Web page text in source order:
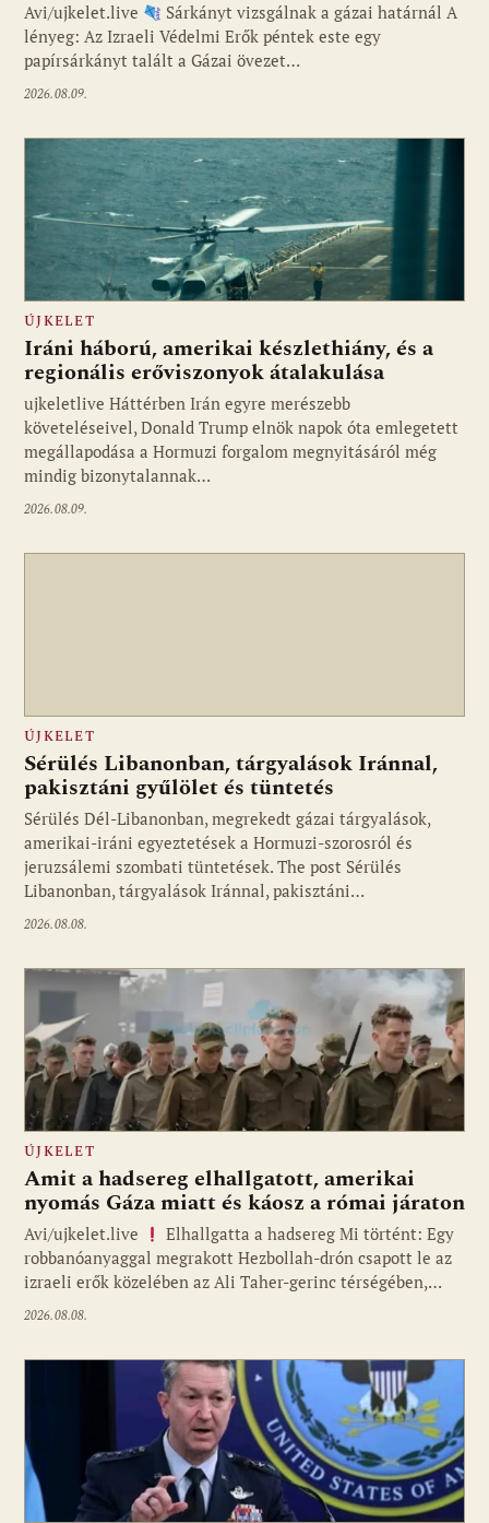
Avi/ujkelet.live
Sárkányt vizsgálnak a gázai határnál A
lényeg: Az Izraeli Védelmi Erők péntek este egy
papírsárkányt talált a Gázai övezet…
2026.08.09.
Fotó: ujkelet.live
ÚJKELET
Iráni háború, amerikai készlethiány, és a
regionális erőviszonyok átalakulása
ujkeletlive Háttérben Irán egyre merészebb
követeléseivel, Donald Trump elnök napok óta emlegetett
megállapodása a Hormuzi forgalom megnyitásáról még
mindig bizonytalannak…
2026.08.09.
ÚJKELET
Sérülés Libanonban, tárgyalások Iránnal,
pakisztáni gyűlölet és tüntetés
Sérülés Dél-Libanonban, megrekedt gázai tárgyalások,
amerikai-iráni egyeztetések a Hormuzi-szorosról és
jeruzsálemi szombati tüntetések. The post Sérülés
Libanonban, tárgyalások Iránnal, pakisztáni…
2026.08.08.
ÚJKELET
Amit a hadsereg elhallgatott, amerikai
nyomás Gáza miatt és káosz a római járaton
Avi/ujkelet.live
Elhallgatta a hadsereg Mi történt: Egy
robbanóanyaggal megrakott Hezbollah-drón csapott le az
izraeli erők közelében az Ali Taher-gerinc térségében,…
2026.08.08.